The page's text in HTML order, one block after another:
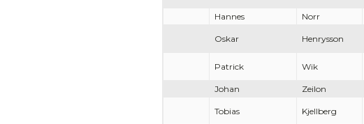
Hannes Norr
Oskar Henrysson
Patrick Wik
Johan Zeilon
Tobias Kjellberg